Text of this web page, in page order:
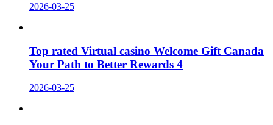
2026-03-25
Top rated Virtual casino Welcome Gift Canada
Your Path to Better Rewards 4
2026-03-25